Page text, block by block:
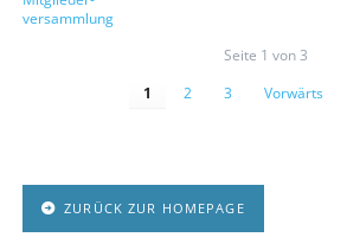
versammlung
Seite 1 von 3
1
2 3 Vorwärts
ZURÜCK ZUR HOMEPAGE